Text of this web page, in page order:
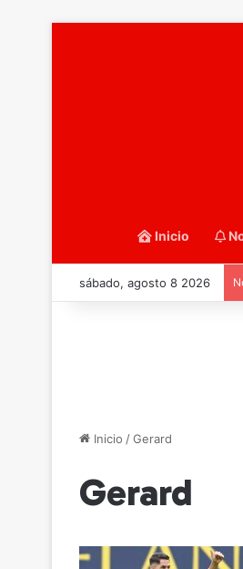
Inicio
sábado, agosto 8 2026
Inicio /Gerard
Gerard